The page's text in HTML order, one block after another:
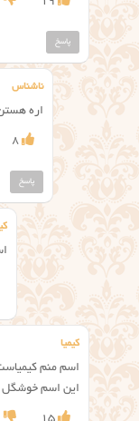
پاسخ
ناشناس
اره
8
پاسخ
کیمیا
این اسم خوشگل